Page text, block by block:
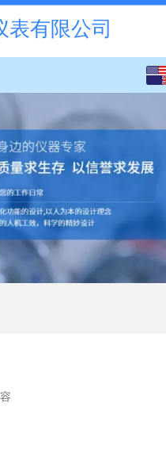
表有限公司
中文